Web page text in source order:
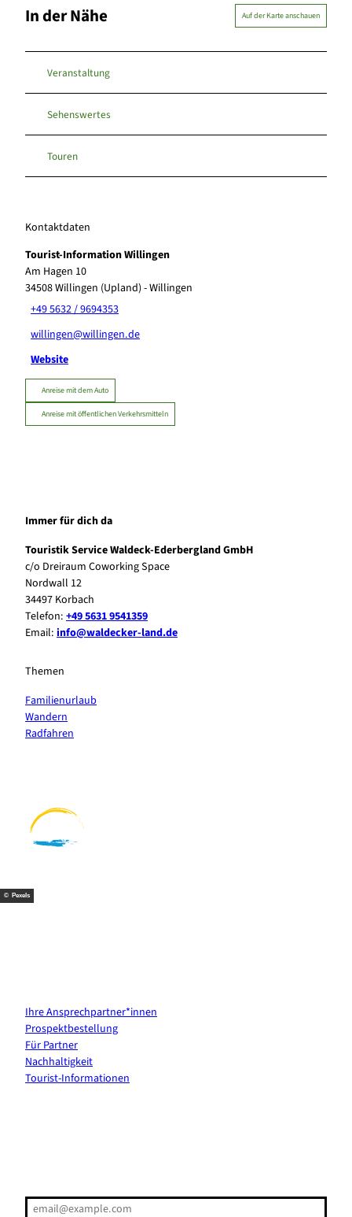
In der Nähe Auf der Karte anschauen
Veranstaltung
Sehenswertes
Touren
Kontaktdaten
Tourist-Information Willingen
Am Hagen 10
34508Willingen (Upland) - Willingen
+49 5632 / 9694353
willingen@willingen.de
Website
Anreise mit dem Auto
Anreise mit öffentlichen Verkehrsmitteln
Immer für dich da
Touristik Service Waldeck-Ederbergland GmbH
c/o Dreiraum Coworking Space
Nordwall 12
34497 Korbach
Telefon: +49 5631 9541359
Email: info@waldecker-land.de
Themen
Familienurlaub
Wandern
Radfahren
b
n
t
r
e
t
u
b
© Pexels
Ihre Ansprechpartner*innen
Prospektbestellung
Für Partner
Nachhaltigkeit
Tourist-Informationen